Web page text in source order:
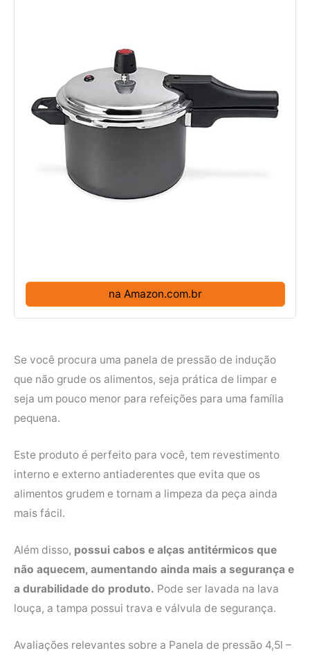
na Amazon.com.br
Se você procura uma panela de pressão de indução
que não grude os alimentos, seja prática de limpar e
seja um pouco menor para refeições para uma família
pequena.
Este produto é perfeito para você, tem revestimento
interno e externo antiaderentes que evita que os
alimentos grudem e tornam a limpeza da peça ainda
mais fácil.
Além disso, possui cabos e alças antitérmicos que
não aquecem, aumentando ainda mais a segurança e
a durabilidade do produto. Pode ser lavada na lava
louça, a tampa possui trava e válvula de segurança.
Avaliações relevantes sobre a Panela de pressão 4,5l –